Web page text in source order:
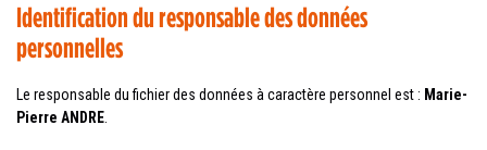
Identification du responsable des données
personnelles
Le responsable du fichier des données à caractère personnel est : Marie-
Pierre ANDRE